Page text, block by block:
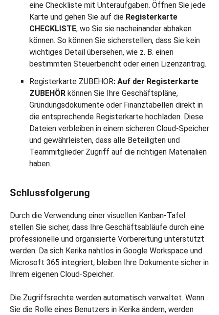
eine Checkliste mit Unteraufgaben. Öffnen Sie jede
Karte und gehen Sie auf die Registerkarte
CHECKLISTE, wo Sie sie nacheinander abhaken
können. So können Sie sicherstellen, dass Sie kein
wichtiges Detail übersehen, wie z. B. einen
bestimmten Steuerbericht oder einen Lizenzantrag.
Registerkarte ZUBEHÖR: Auf der Registerkarte
ZUBEHÖR können Sie Ihre Geschäftspläne,
Gründungsdokumente oder Finanztabellen direkt in
die entsprechende Registerkarte hochladen. Diese
Dateien verbleiben in einem sicheren Cloud-Speicher
und gewährleisten, dass alle Beteiligten und
Teammitglieder Zugriff auf die richtigen Materialien
haben.
Schlussfolgerung
Durch die Verwendung einer visuellen Kanban-Tafel
stellen Sie sicher, dass Ihre Geschäftsabläufe durch eine
professionelle und organisierte Vorbereitung unterstützt
werden. Da sich Kerika nahtlos in Google Workspace und
Microsoft 365 integriert, bleiben Ihre Dokumente sicher in
Ihrem eigenen Cloud-Speicher.
Die Zugriffsrechte werden automatisch verwaltet. Wenn
Sie die Rolle eines Benutzers in Kerika ändern, werden